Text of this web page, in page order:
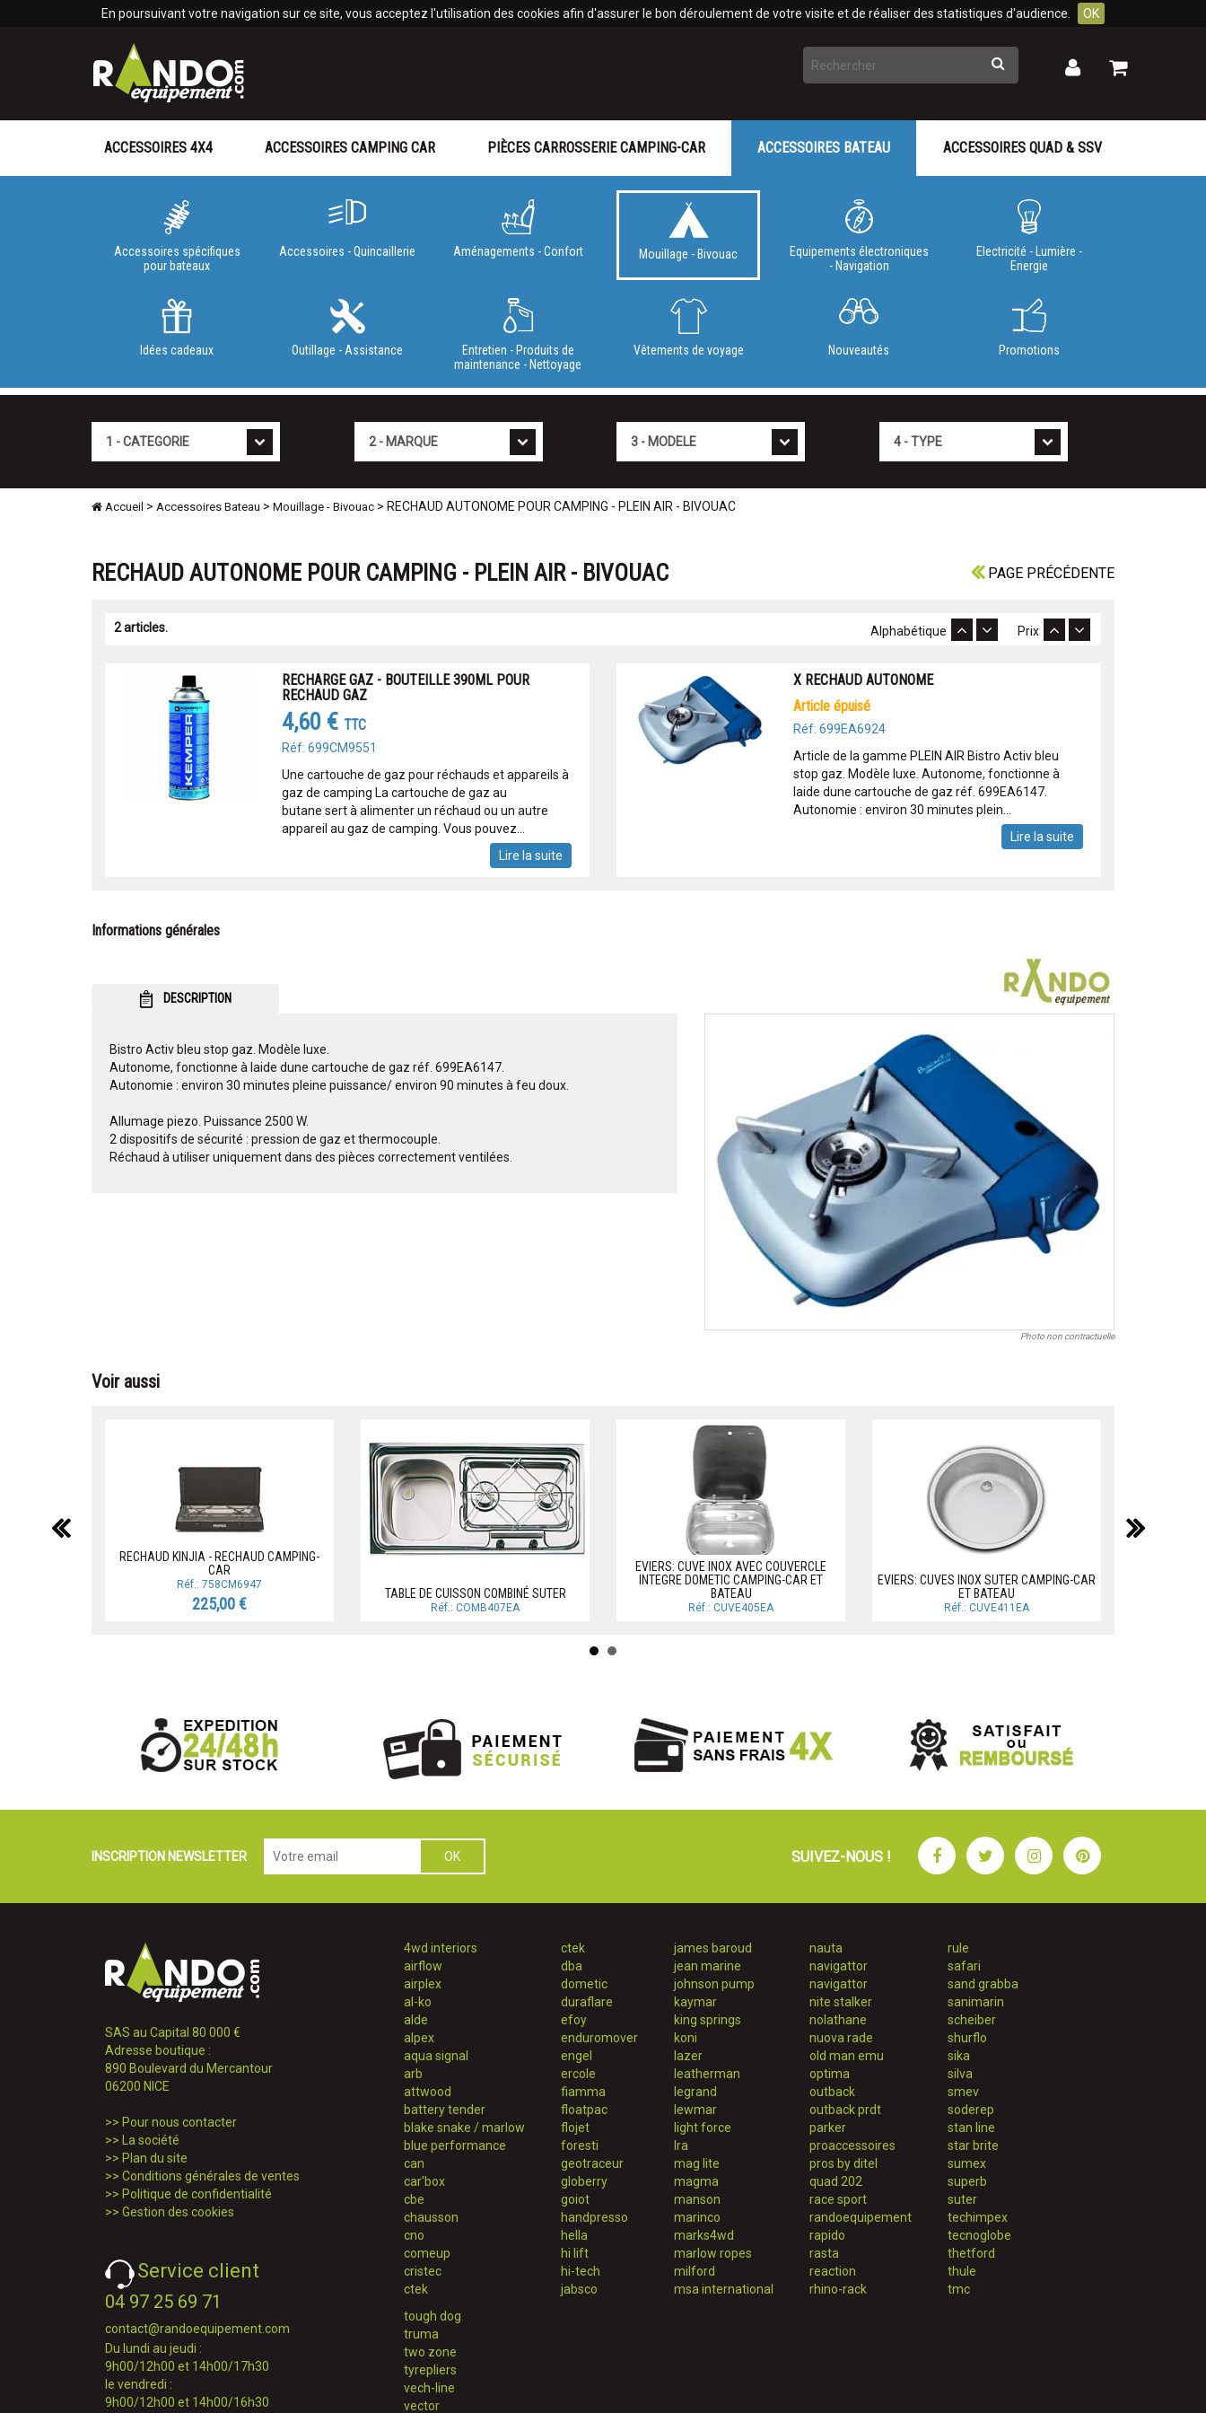
En poursuivant votre navigation sur ce site, vous acceptez l'utilisation des cookies afin d'assurer le bon déroulement de votre visite et de réaliser des statistiques d'audience. OK
Rechercher Mon
Mon
ACCESSOIRES 4X4 ACCESSOIRES CAMPING CAR PIÈCES CARROSSERIE CAMPING-CAR ACCESSOIRES BATEAU
Accessoires spécifiques
pour bateaux
Accessoires - Quincaillerie Aménagements - Confort Mouillage - Bivouac
Equipements électroniques
- Navigation
Electricité - Lumière -
Energie
Idées cadeaux Outillage - Assistance
Entretien - Produits de
maintenance - Nettoyage
Vêtements de voyage Nouveautés Promotions
ACCESSOIRES QUAD & SSV
Accueil > Accessoires Bateau > Mouillage - Bivouac > RECHAUD AUTONOME POUR CAMPING - PLEIN AIR - BIVOUAC
PAGE PRÉCÉDENTE
RECHAUD AUTONOME POUR CAMPING - PLEIN AIR - BIVOUAC
2 articles. Prix
Alphabétique
RECHARGE GAZ - BOUTEILLE 390ML POUR
RECHAUD GAZ
4,60 € TTC
Réf: 699CM9551
Une cartouche de gaz pour réchauds et appareils à
gaz de camping La cartouche de gaz au
butane sert à alimenter un réchaud ou un autre
appareil au gaz de camping. Vous pouvez...
Lire la suite
X RECHAUD AUTONOME
article épuisé
Réf: 699EA6924
Article de la gamme PLEIN AIR Bistro Activ bleu
stop gaz. Modèle luxe. Autonome, fonctionne à
laide dune cartouche de gaz réf. 699EA6147.
Autonomie : environ 30 minutes plein...
Lire la suite
Informations générales
DESCRIPTION
Bistro Activ bleu stop gaz. Modèle luxe.
Autonome, fonctionne à laide dune cartouche de gaz réf. 699EA6147.
Autonomie : environ 30 minutes pleine puissance/ environ 90 minutes à feu doux.
Allumage piezo. Puissance 2500 W.
2 dispositifs de sécurité : pression de gaz et thermocouple.
Réchaud à utiliser uniquement dans des pièces correctement ventilées.
Photo non contractuelle
Voir aussi
RECHAUD KINJIA - RECHAUD CAMPING-
CAR
Réf.: 758CM6947
225,00 €
TABLE DE CUISSON COMBINÉ SUTER
Réf.: COMB407EA
EVIERS: CUVE INOX AVEC COUVERCLE
INTEGRE DOMETIC CAMPING-CAR ET
BATEAU
Réf.: CUVE405EA
EVIERS: CUVES INOX SUTER CAMPING-CAR
ET BATEAU
Réf.: CUVE411EA
précédent
INSCRIPTION NEWSLETTER SUIVEZ-NOUS ! FacebookTwitterInstagramPinterest
SAS au Capital 80 000 €
Adresse boutique :
890 Boulevard du Mercantour
06200 NICE
>> Pour nous contacter
>> La société
>> Plan du site
>> Conditions générales de ventes
>> Politique de confidentialité
>> Gestion des cookies
Service client
04 97 25 69 71
contact@randoequipement.com
Du lundi au jeudi :
9h00/12h00 et 14h00/17h30
le vendredi :
9h00/12h00 et 14h00/16h30
4wd interiors
airflow
airplex
al-ko
alde
alpex
aqua signal
arb
attwood
battery tender
blake snake / marlow
blue performance
can
car'box
cbe
chausson
cno
comeup
cristec
ctek
ctek
dba
dometic
duraflare
efoy
enduromover
engel
ercole
fiamma
floatpac
flojet
foresti
geotraceur
globerry
goiot
handpresso
hella
hi lift
hi-tech
jabsco
james baroud
jean marine
johnson pump
kaymar
king springs
koni
lazer
leatherman
legrand
lewmar
light force
lra
mag lite
magma
manson
marinco
marks4wd
marlow ropes
milford
msa international
nauta
navigattor
navigattor
nite stalker
nolathane
nuova rade
old man emu
optima
outback
outback prdt
parker
proaccessoires
pros by ditel
quad 202
race sport
randoequipement
rapido
rasta
reaction
rhino-rack
rule
safari
sand grabba
sanimarin
scheiber
shurflo
sika
silva
smev
soderep
stan line
star brite
sumex
superb
suter
techimpex
tecnoglobe
thetford
thule
tmc
tough dog
truma
two zone
tyrepliers
vech-line
vector
Panneau de gestion des cookies